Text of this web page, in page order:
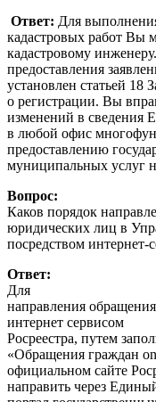
Ответ: Для
кадастровых работ Вы
кадастровому
предоставления
установлен статьей 18
о регистрации. Вы
изменений в сведения
в любой офис
предоставлению
муниципальных услуг
Вопрос:
Каков порядок
юридических лиц в
посредством интернет-
Ответ:
Для
направления
интернет сервисом
Росреестра, путем
«Обращения граждан
официальном сайте
направить через